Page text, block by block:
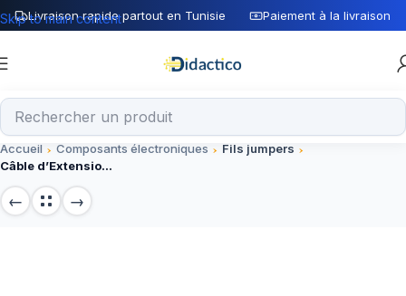
Livraison rapide partout en Tunisie Paiement à la livraison
Skip to main content
Accueil Composants électroniques
Fils jumpers
Câble d’Extension Servo Mâle / Femelle – 50 cm